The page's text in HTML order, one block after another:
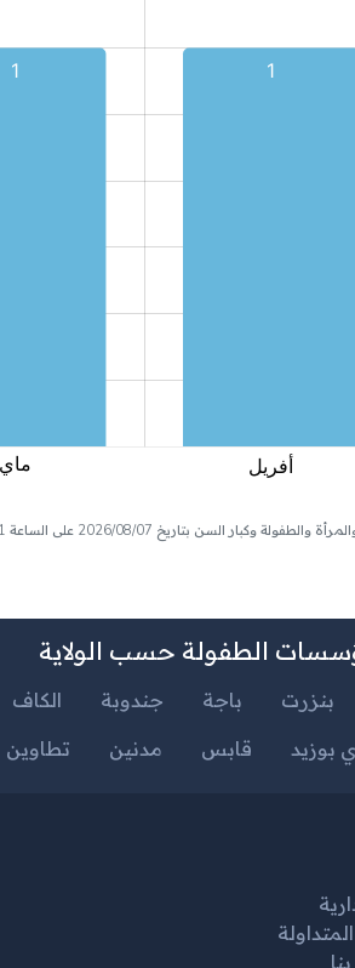
وكبار السن بتاريخ 2026/08/07 على الساعة 16:31
الطفولة حسب الولاية
بنزرت باجة جندوبة الكاف
بوزيد قابس مدنين تطاوين